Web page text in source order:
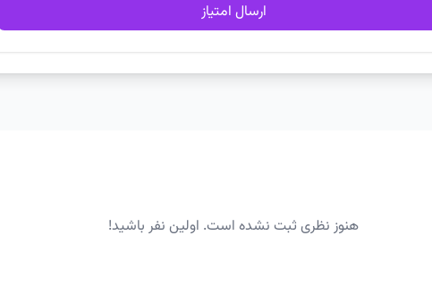
ارسال امتیاز
هنوز نظری ثبت نشده است. اولین نفر باشید!